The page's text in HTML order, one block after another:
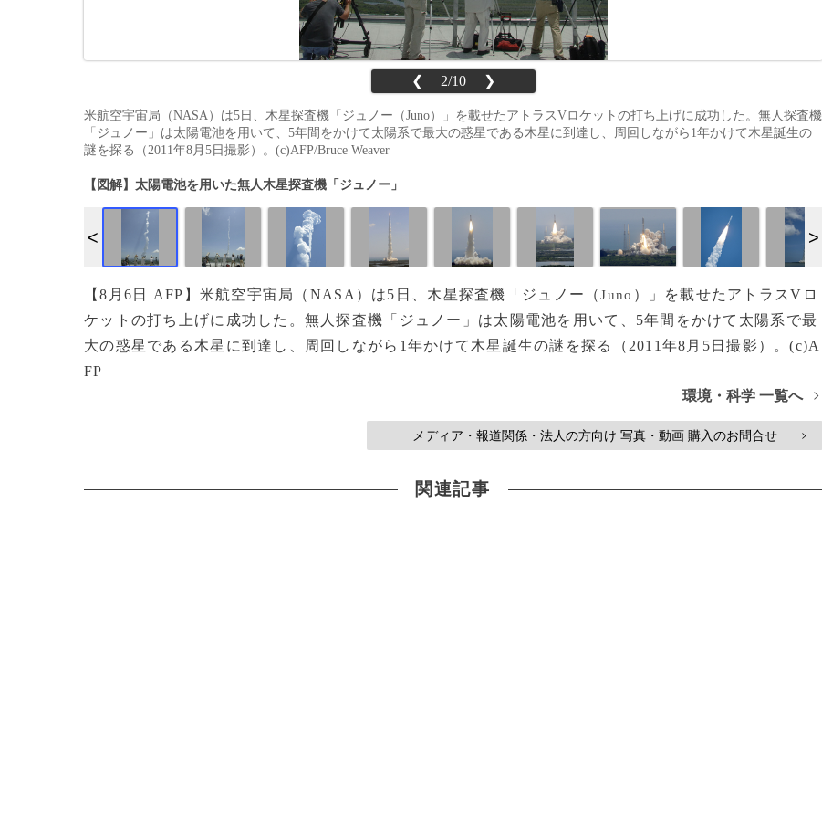
❮ 2/10 ❯
米航空宇宙局（NASA）は5日、木星探査機「ジュノー（Juno）」を載せたアトラスVロケットの打ち上げに成功した。無人探査機
「ジュノー」は太陽電池を用いて、5年間をかけて太陽系で最大の惑星である木星に到達し、周回しながら1年かけて木星誕生の
謎を探る（2011年8月5日撮影）。(c)AFP/Bruce Weaver
【図解】太陽電池を用いた無人木星探査機「ジュノー」
【8月6日 AFP】米航空宇宙局（NASA）は5日、木星探査機「ジュノー（Juno ）」を載せたアトラスVロ
ケットの打ち上げに成功した。無人探査機「ジュノー」は太陽電池を用いて、5年間をかけて太陽系で最
大の惑星である木星に到達し、周回しながら1年かけて木星誕生の謎を探る（2011年8月5日撮影）。(c)A
FP
環境・科学 一覧へ
>
メディア・報道関係・法人の方向け 写真・動画 購入のお問合せ >
関連記事